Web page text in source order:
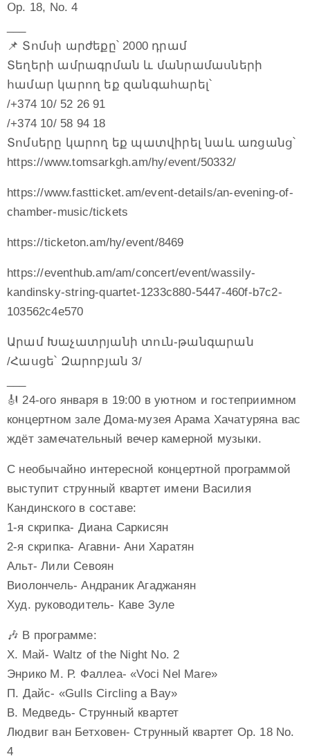
Օp. 18, No. 4
📌 Տոմսի արժեքը՝ 2000 դրամ
Տեղերի ամրագրման և մանրամասների
համար կարող եք զանգահարել՝
/+374 10/ 52 26 91
/+374 10/ 58 94 18
Տոմսերը կարող եք պատվիրել նաև առցանց՝
https://www.tomsarkgh.am/hy/event/50332/
https://www.fastticket.am/event-details/an-evening-of-
chamber-music/tickets
https://ticketon.am/hy/event/8469
https://eventhub.am/am/concert/event/wassily-
kandinsky-string-quartet-1233c880-5447-460f-b7c2-
103562c4e570
Արամ Խաչատրյանի տուն-թանգարան
/Հասցե՝ Զարոբյան 3/
🎻 24-ого января в 19:00 в уютном и гостеприимном
концертном зале Дома-музея Арама Хачатуряна вас
ждёт замечательный вечер камерной музыки.
С необычайно интересной концертной программой
выступит струнный квартет имени Василия
Кандинского в составе:
1-я скрипка- Диана Саркисян
2-я скрипка- Агавни- Ани Харатян
Альт- Лили Севоян
Виолончель- Андраник Агаджанян
Худ. руководитель- Каве Зуле
🎶 В программе:
Х. Май- Waltz of the Night No. 2
Энрико М. Р. Фаллеа- «Voci Nel Mare»
П. Дайс- «Gulls Circling a Bay»
В. Медведь- Струнный квартет
Людвиг ван Бетховен- Струнный квартет Op. 18 No.
4